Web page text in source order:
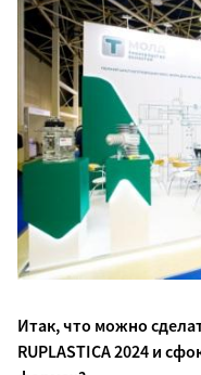
Итак, что можно
RUPLASTICA 2024 и